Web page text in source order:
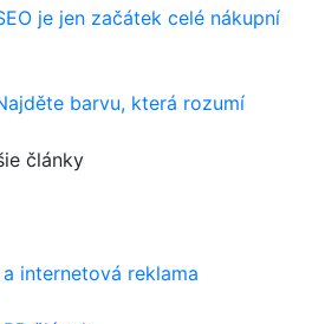
je jen začátek celé nákupní
barvu, která rozumí
články
internetová reklama